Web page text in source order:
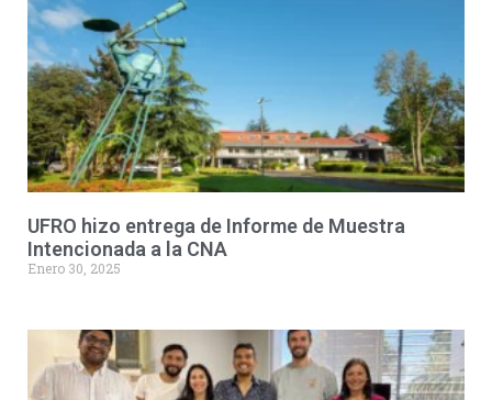
UFRO hizo entrega de Informe de Muestra
Intencionada a la CNA
Enero 30, 2025